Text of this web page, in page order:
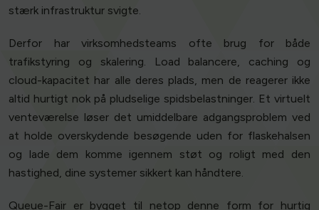
stærk infrastruktur svigte.
Derfor har virksomhedsteams ofte brug for både
trafikstyring og skalering. Load balancere, caching og
cloud-kapacitet har alle deres plads, men de reagerer ikke
altid hurtigt nok på pludselige spidsbelastninger. Et virtuelt
venteværelse løser det umiddelbare adgangsproblem ved
at holde overskydende besøgende uden for flaskehalsen
og lade dem komme igennem støt og roligt med den
hastighed, dine systemer sikkert kan håndtere.
Queue-Fair er bygget til netop denne form for hurtig